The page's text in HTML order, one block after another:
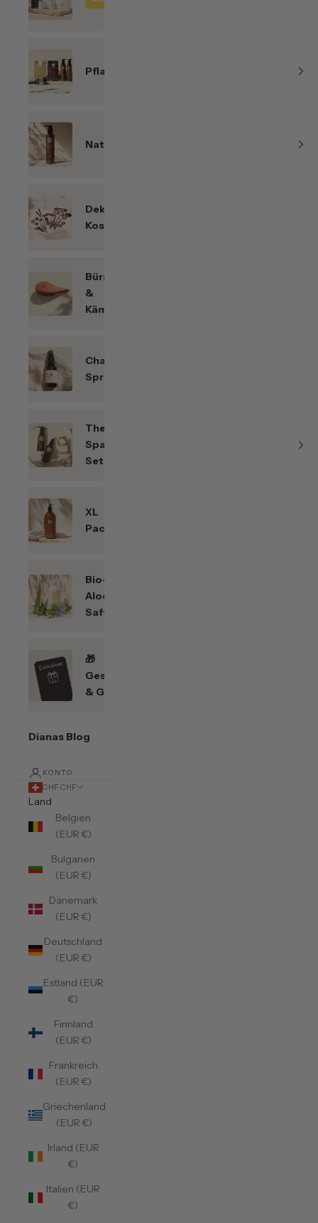
Pflanzenhaarfarben
Naturkosmetik
Dekorative
Kosmetik
Bürsten
&
Kämme
Chakren-
Sprays
Themen-
Spar-
Sets
XL
Packungen
Bio-
Aloe
Saft
🎁
Geschenkefinder
& Gutscheine
Dianas Blog
KONTO
CHF CHF
Land
Belgien
(EUR €)
Bulgarien
(EUR €)
Dänemark
(EUR €)
Deutschland
(EUR €)
Estland (EUR
€)
Finnland
(EUR €)
Frankreich
(EUR €)
Griechenland
(EUR €)
Irland (EUR
€)
Italien (EUR
€)